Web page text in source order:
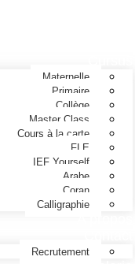
Maternelle
Primaire
Collège
Master Class
Cours à la carte
FLE
IEF Yourself
Arabe
Coran
Calligraphie
Recrutement